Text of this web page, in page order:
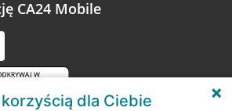
CA24 Mobile
dla Ciebie